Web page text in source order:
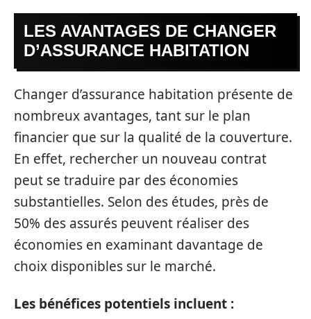
LES AVANTAGES DE CHANGER
D’ASSURANCE HABITATION
Changer d’assurance habitation présente de
nombreux avantages, tant sur le plan
financier que sur la qualité de la couverture.
En effet, rechercher un nouveau contrat
peut se traduire par des économies
substantielles. Selon des études, près de
50% des assurés peuvent réaliser des
économies en examinant davantage de
choix disponibles sur le marché.
Les bénéfices potentiels incluent :